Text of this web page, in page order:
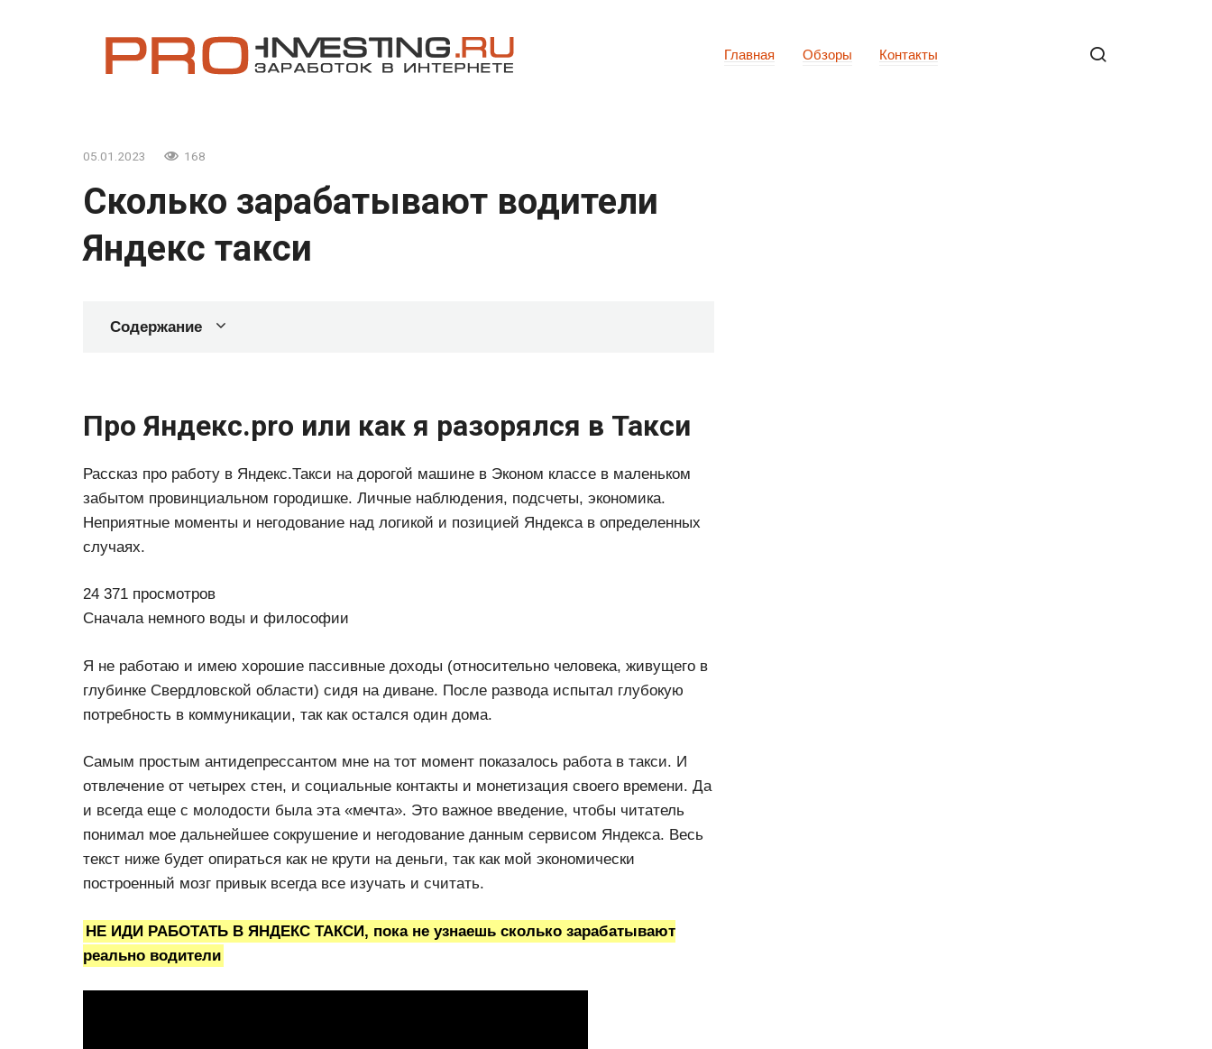
Главная Обзоры Контакты
05.01.2023 168
Сколько зарабатывают водители
Яндекс такси
Содержание
Про Яндекс.pro или как я разорялся в Такси
Рассказ про работу в Яндекс.Такси на дорогой машине в Эконом классе в маленьком
забытом провинциальном городишке. Личные наблюдения, подсчеты, экономика.
Неприятные моменты и негодование над логикой и позицией Яндекса в определенных
случаях.
24 371 просмотров
Сначала немного воды и философии
Я не работаю и имею хорошие пассивные доходы (относительно человека, живущего в
глубинке Свердловской области) сидя на диване. После развода испытал глубокую
потребность в коммуникации, так как остался один дома.
Самым простым антидепрессантом мне на тот момент показалось работа в такси. И
отвлечение от четырех стен, и социальные контакты и монетизация своего времени. Да
и всегда еще с молодости была эта «мечта». Это важное введение, чтобы читатель
понимал мое дальнейшее сокрушение и негодование данным сервисом Яндекса. Весь
текст ниже будет опираться как не крути на деньги, так как мой экономически
построенный мозг привык всегда все изучать и считать.
НЕ ИДИ РАБОТАТЬ В ЯНДЕКС ТАКСИ, пока не узнаешь сколько зарабатывают
реально водители